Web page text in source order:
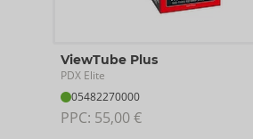
Les LED étanches du torse sont
17,8 cm de long, 27,9 cm de
Profondeur d'insertion vagin 16,1
extensibles jusqu'à 7,6 cm.
ViewTube Plus
PDX Elite
05482270000
PPC: 55,00 €